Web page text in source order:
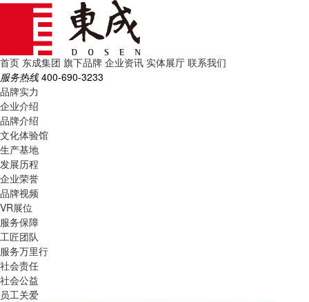
首页 东成集团 旗下品牌 企业资讯 实体展厅 联系我们
服务热线 400-690-3233
品牌实力
企业介绍
品牌介绍
文化体验馆
生产基地
发展历程
企业荣誉
品牌视频
VR展位
服务保障
工匠团队
服务万里行
社会责任
社会公益
员工关爱